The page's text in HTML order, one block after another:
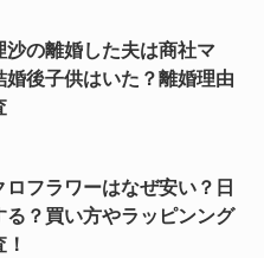
沙の離婚した夫は商社マ
婚後子供はいた？離婚理由
ロフラワーはなぜ安い？日
る？買い方やラッピンング